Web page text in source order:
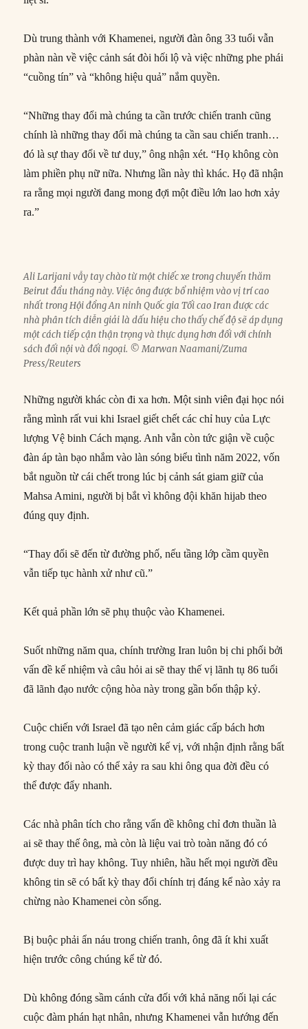
Dù trung thành với Khamenei, người đàn ông 33 tuổi vẫn
phàn nàn về việc cảnh sát đòi hối lộ và việc những phe phái
“cuồng tín” và “không hiệu quả” nắm quyền.
“Những thay đổi mà chúng ta cần trước chiến tranh cũng
chính là những thay đổi mà chúng ta cần sau chiến tranh…
đó là sự thay đổi về tư duy,” ông nhận xét. “Họ không còn
làm phiền phụ nữ nữa. Nhưng lần này thì khác. Họ đã nhận
ra rằng mọi người đang mong đợi một điều lớn lao hơn xảy
ra.”
Ali Larijani vẫy tay chào từ một chiếc xe trong chuyến thăm
Beirut đầu tháng này. Việc ông được bổ nhiệm vào vị trí cao
nhất trong Hội đồng An ninh Quốc gia Tối cao Iran được các
nhà phân tích diễn giải là dấu hiệu cho thấy chế độ sẽ áp dụng
một cách tiếp cận thận trọng và thực dụng hơn đối với chính
sách đối nội và đối ngoại. © Marwan Naamani/Zuma
Press/Reuters
Những người khác còn đi xa hơn. Một sinh viên đại học nói
rằng mình rất vui khi Israel giết chết các chỉ huy của Lực
lượng Vệ binh Cách mạng. Anh vẫn còn tức giận về cuộc
đàn áp tàn bạo nhắm vào làn sóng biểu tình năm 2022, vốn
bắt nguồn từ cái chết trong lúc bị cảnh sát giam giữ của
Mahsa Amini, người bị bắt vì không đội khăn hijab theo
đúng quy định.
“Thay đổi sẽ đến từ đường phố, nếu tầng lớp cầm quyền
vẫn tiếp tục hành xử như cũ.”
Kết quả phần lớn sẽ phụ thuộc vào Khamenei.
Suốt những năm qua, chính trường Iran luôn bị chi phối bởi
vấn đề kế nhiệm và câu hỏi ai sẽ thay thế vị lãnh tụ 86 tuổi
đã lãnh đạo nước cộng hòa này trong gần bốn thập kỷ.
Cuộc chiến với Israel đã tạo nên cảm giác cấp bách hơn
trong cuộc tranh luận về người kế vị, với nhận định rằng bất
kỳ thay đổi nào có thể xảy ra sau khi ông qua đời đều có
thể được đẩy nhanh.
Các nhà phân tích cho rằng vấn đề không chỉ đơn thuần là
ai sẽ thay thế ông, mà còn là liệu vai trò toàn năng đó có
được duy trì hay không. Tuy nhiên, hầu hết mọi người đều
không tin sẽ có bất kỳ thay đổi chính trị đáng kể nào xảy ra
chừng nào Khamenei còn sống.
Bị buộc phải ẩn náu trong chiến tranh, ông đã ít khi xuất
hiện trước công chúng kể từ đó.
Dù không đóng sầm cánh cửa đối với khả năng nối lại các
cuộc đàm phán hạt nhân, nhưng Khamenei vẫn hướng đến